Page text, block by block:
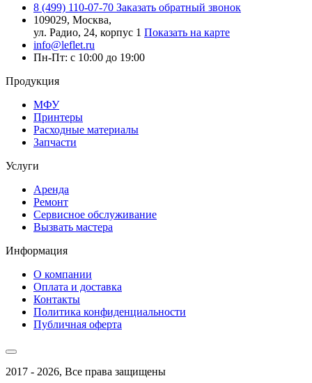
8 (499) 110-07-70 Заказать обратный звонок
109029, Москва,
ул. Радио, 24, корпус 1 Показать на карте
info@leflet.ru
Пн-Пт: с 10:00 до 19:00
Продукция
МФУ
Принтеры
Расходные материалы
Запчасти
Услуги
Аренда
Ремонт
Сервисное обслуживание
Вызвать мастера
Информация
О компании
Оплата и доставка
Контакты
Политика конфиденциальности
Публичная оферта
2017 - 2026, Все права защищены